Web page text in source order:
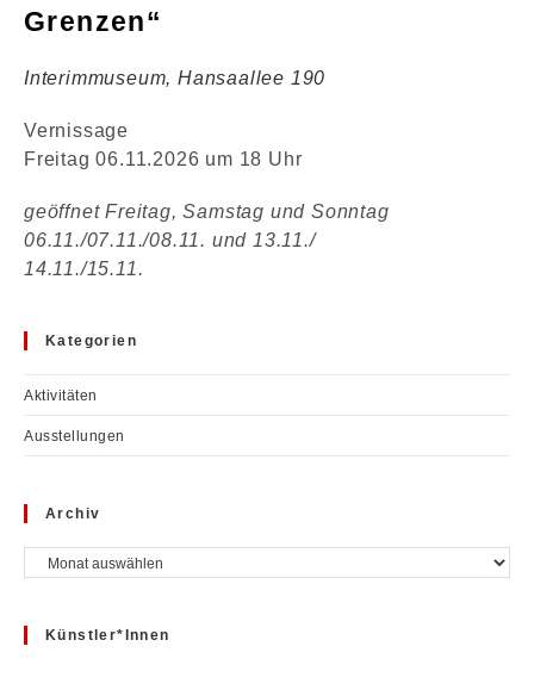
Grenzen“
Interimmuseum, Hansaallee 190
Vernissage
Freitag 06.11.2026 um 18 Uhr
geöffnet Freitag, Samstag und Sonntag
06.11./07.11./08.11. und 13.11./
14.11./15.11.
Kategorien
Aktivitäten
Ausstellungen
Archiv
Archiv
Künstler*innen